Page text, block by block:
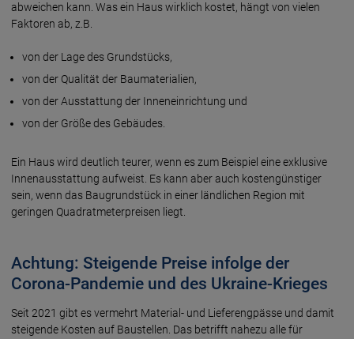
abweichen kann. Was ein Haus wirklich kostet, hängt von vielen
Faktoren ab, z.B.
von der Lage des Grundstücks,
von der Qualität der Baumaterialien,
von der Ausstattung der Inneneinrichtung und
von der Größe des Gebäudes.
Ein Haus wird deutlich teurer, wenn es zum Beispiel eine exklusive
Innenausstattung aufweist. Es kann aber auch kostengünstiger
sein, wenn das Baugrundstück in einer ländlichen Region mit
geringen Quadratmeterpreisen liegt.
Achtung: Steigende Preise infolge der
Corona-Pandemie und des Ukraine-Krieges
Seit 2021 gibt es vermehrt Material- und Liefer­engpässe und damit
steigende Kosten auf Bau­stellen. Das betrifft nahezu alle für